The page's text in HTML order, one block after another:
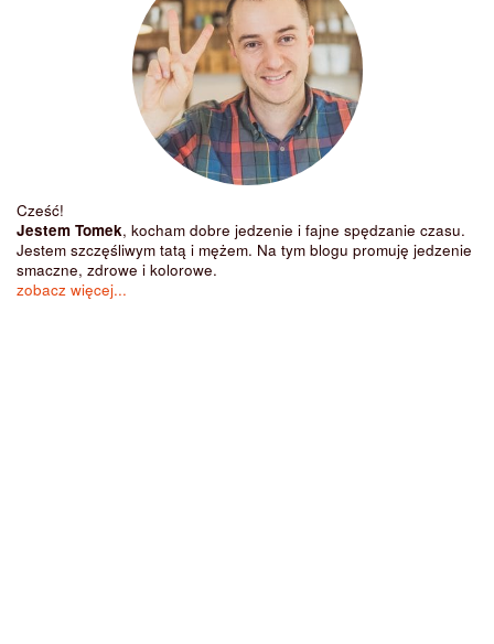
Cześć!
Jestem Tomek, kocham dobre jedzenie i fajne spędzanie czasu.
Jestem szczęśliwym tatą i mężem. Na tym blogu promuję jedzenie
smaczne, zdrowe i kolorowe.
zobacz więcej...